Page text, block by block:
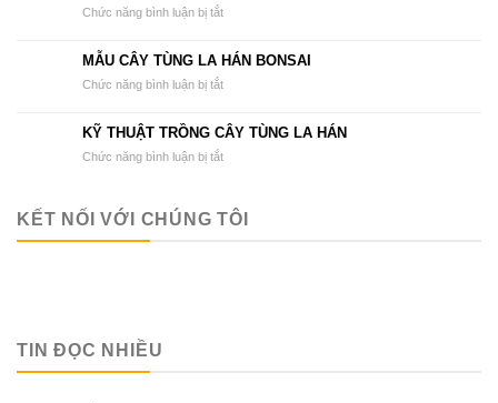
dưỡng,
cảnh
chuyên
nghề
cao
Chức năng bình luận bị tắtở
Cần
Thăng
Bonsai-
BS20
MẪU CÂY TÙNG LA HÁN BONSAI
Chức năng bình luận bị tắtở
CÂY
TÙNG
LA
KỸ THUẬT TRỒNG CÂY TÙNG LA HÁN
Chức năng bình luận bị tắtở
TRỒNG
KẾT NỐI VỚI CHÚNG TÔI
TIN ĐỌC NHIỀU